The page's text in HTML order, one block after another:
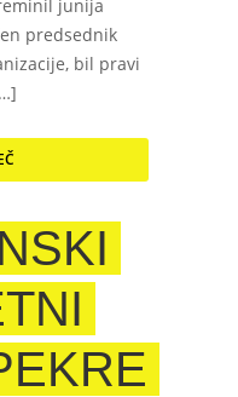
junija
predsednik
bil pravi